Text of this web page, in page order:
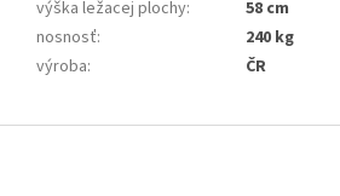
výška ležacej plochy:
58 cm
nosnosť:
240 kg
výroba: ČR